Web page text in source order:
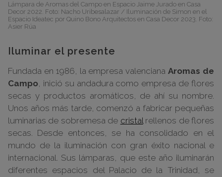
Lámpara de Aromas del Campo en Espacio Jaime Jurado en Casa
Decor 2022. Foto: Nacho Uribesalazar / Iluminación de Simon en el
Espacio Ideatec por Quino Bono Arquitectos en Casa Decor 2023. Foto:
Asier Rúa
Iluminar el presente
Fundada en 1986, la empresa valencianaAromas de
Campo, inició su andadura como empresa de flores
secas y productos aromáticos, de ahí su nombre.
Unos años más tarde, comenzó a fabricar pequeñas
luminarias de sobremesa de cristalrellenos de flores
secas. Desde entonces, se ha consolidado en el
mundo de la iluminación con gran éxito nacional e
internacional. Sus lámparas, que este año iluminarán
diferentes espacios del Palacio de la Trinidad, se